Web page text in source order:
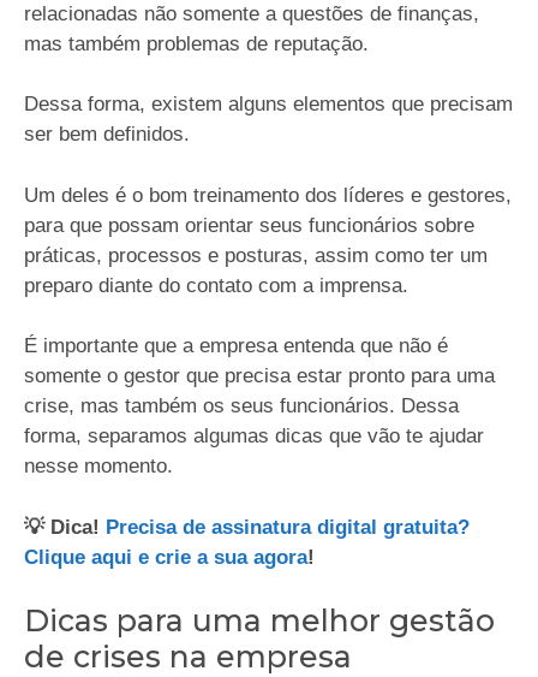
relacionadas não somente a questões de finanças,
mas também problemas de reputação.
Dessa forma, existem alguns elementos que precisam
ser bem definidos.
Um deles é o bom treinamento dos líderes e gestores,
para que possam orientar seus funcionários sobre
práticas, processos e posturas, assim como ter um
preparo diante do contato com a imprensa.
É importante que a empresa entenda que não é
somente o gestor que precisa estar pronto para uma
crise, mas também os seus funcionários. Dessa
forma, separamos algumas dicas que vão te ajudar
nesse momento.
💡 Dica! Precisa de assinatura digital gratuita?
Clique aqui e crie a sua agora!
Dicas para uma melhor gestão
de crises na empresa